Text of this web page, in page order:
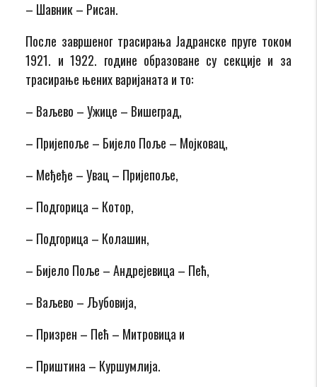
– Шавник – Рисан.
После завршеног трасирања Јадранске пруге током
1921. и 1922. године образоване су секције и за
трасирање њених варијаната и то:
– Ваљево – Ужице – Вишеград,
– Пријепоље – Бијело Поље – Мојковац,
– Међеђе – Увац – Пријепоље,
– Подгорица – Котор,
– Подгорица – Колашин,
– Бијело Поље – Андрејевица – Пећ,
– Ваљево – Љубовија,
– Призрен – Пећ – Митровица и
– Приштина – Куршумлија.